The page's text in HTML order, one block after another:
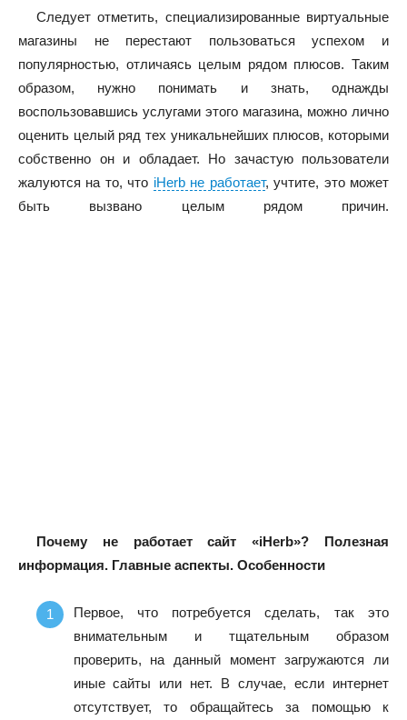
Следует отметить, специализированные виртуальные
магазины не перестают пользоваться успехом и
популярностью, отличаясь целым рядом плюсов. Таким
образом, нужно понимать и знать, однажды
воспользовавшись услугами этого магазина, можно лично
оценить целый ряд тех уникальнейших плюсов, которыми
собственно он и обладает. Но зачастую пользователи
жалуются на то, что iHerb не работает, учтите, это может
быть вызвано целым рядом причин.
Почему не работает сайт «iHerb»? Полезная
информация. Главные аспекты. Особенности
Первое, что потребуется сделать, так это
внимательным и тщательным образом
проверить, на данный момент загружаются ли
иные сайты или нет. В случае, если интернет
отсутствует, то обращайтесь за помощью к